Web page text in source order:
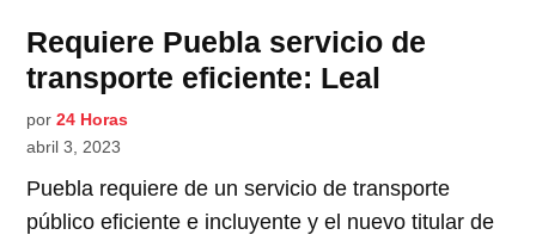
Requiere Puebla servicio de
transporte eficiente: Leal
por 24 Horas
abril 3, 2023
Puebla requiere de un servicio de transporte
público eficiente e incluyente y el nuevo titular de